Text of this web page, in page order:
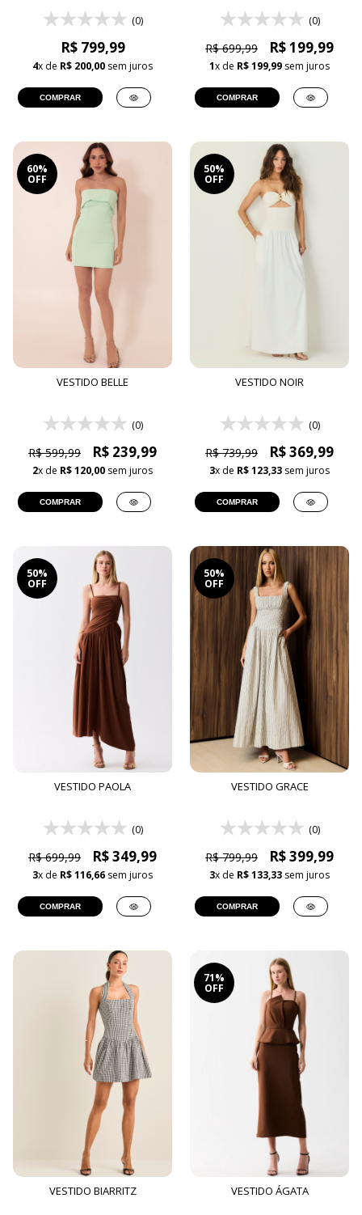
(0)
R$ 799,99
4x de R$ 200,00 sem juros
COMPRAR
(0)
R$ 699,99 R$ 199,99
1x de R$ 199,99 sem juros
COMPRAR
60%
OFF
VESTIDO BELLE
(0)
R$ 599,99 R$ 239,99
2x de R$ 120,00 sem juros
COMPRAR
50%
OFF
VESTIDO NOIR
(0)
R$ 739,99 R$ 369,99
3x de R$ 123,33 sem juros
COMPRAR
50%
OFF
VESTIDO PAOLA
(0)
R$ 699,99 R$ 349,99
3x de R$ 116,66 sem juros
COMPRAR
50%
OFF
VESTIDO GRACE
(0)
R$ 799,99 R$ 399,99
3x de R$ 133,33 sem juros
COMPRAR
VESTIDO BIARRITZ
71%
OFF
VESTIDO ÁGATA